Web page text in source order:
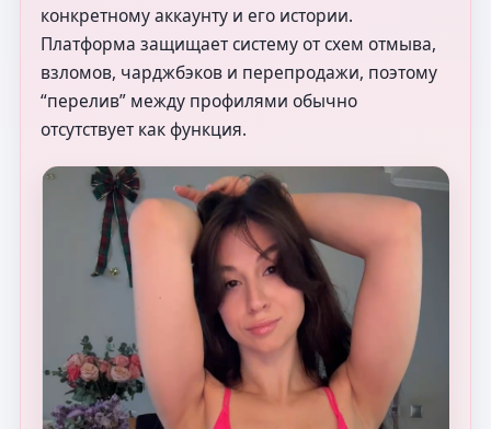
конкретному аккаунту и его истории.
Платформа защищает систему от схем отмыва,
взломов, чарджбэков и перепродажи, поэтому
“перелив” между профилями обычно
отсутствует как функция.